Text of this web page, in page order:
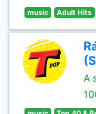
music Adult Hits
A